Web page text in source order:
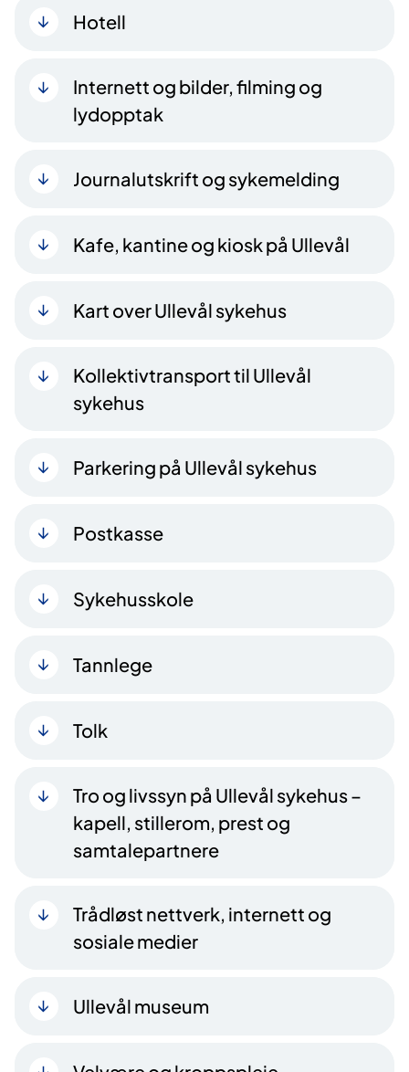
Hotell
Internett og bilder, filming og
lydopptak
Journalutskrift og sykemelding
Kafe, kantine og kiosk på Ullevål
Kart over Ullevål sykehus
Kollektivtransport til Ullevål
sykehus
Parkering på Ullevål sykehus
Postkasse
Sykehusskole
Tannlege
Tolk
Tro og livssyn på Ullevål sykehus –
kapell, stillerom, prest og
samtalepartnere
Trådløst nettverk, internett og
sosiale medier
Ullevål museum